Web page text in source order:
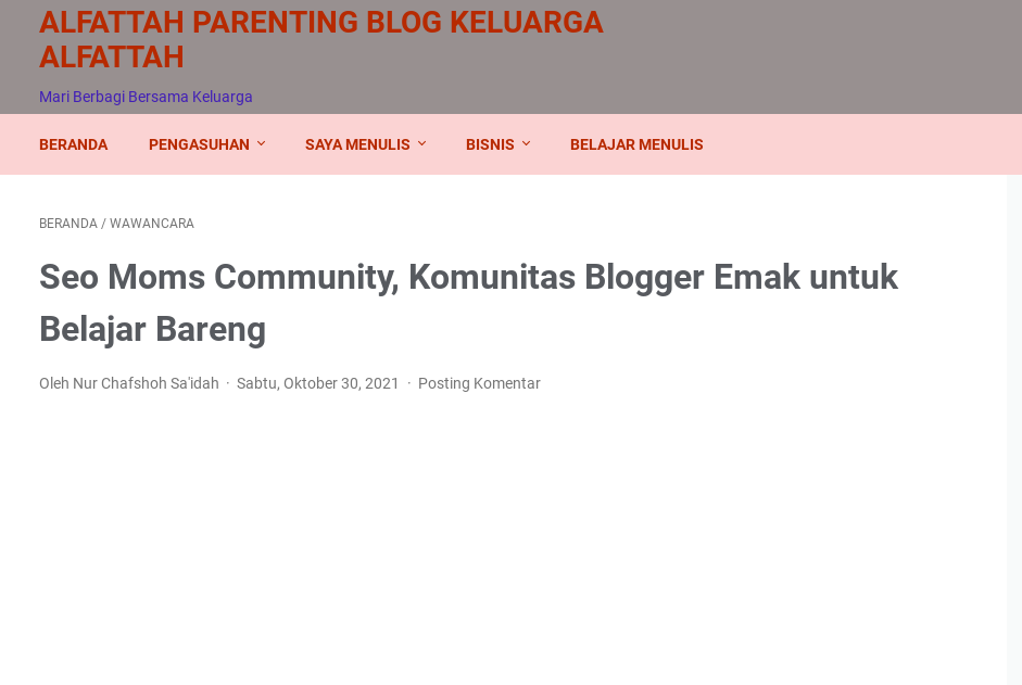
ALFATTAH PARENTING BLOG KELUARGA
ALFATTAH
Mari Berbagi Bersama Keluarga
BERANDA PENGASUHAN SAYA MENULIS BISNIS BELAJAR MENULIS
BERANDA / WAWANCARA
Seo Moms Community, Komunitas Blogger Emak untuk
Belajar Bareng
Oleh Nur Chafshoh Sa'idah Sabtu, Oktober 30, 2021 Posting Komentar